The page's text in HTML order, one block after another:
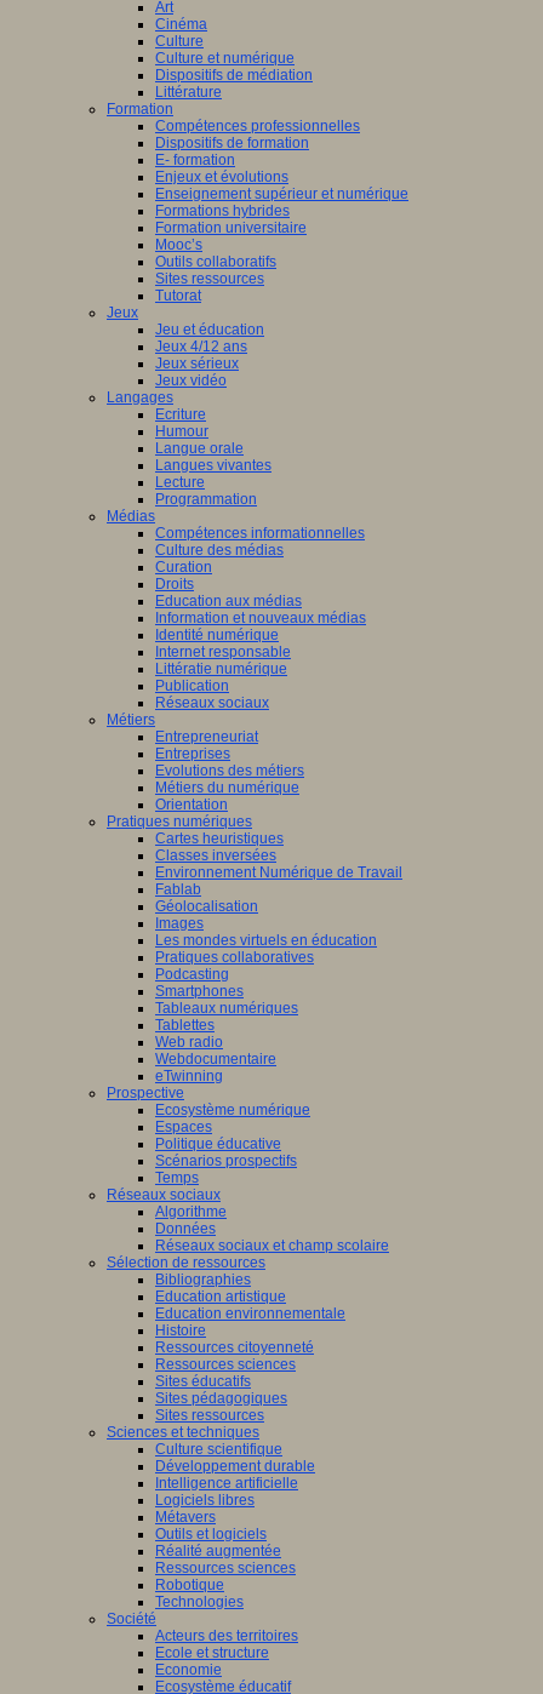
Art
Cinéma
Culture
Culture et numérique
Dispositifs de médiation
Littérature
Formation
Compétences professionnelles
Dispositifs de formation
E- formation
Enjeux et évolutions
Enseignement supérieur et numérique
Formations hybrides
Formation universitaire
Mooc’s
Outils collaboratifs
Sites ressources
Tutorat
Jeux
Jeu et éducation
Jeux 4/12 ans
Jeux sérieux
Jeux vidéo
Langages
Ecriture
Humour
Langue orale
Langues vivantes
Lecture
Programmation
Médias
Compétences informationnelles
Culture des médias
Curation
Droits
Education aux médias
Information et nouveaux médias
Identité numérique
Internet responsable
Littératie numérique
Publication
Réseaux sociaux
Métiers
Entrepreneuriat
Entreprises
Evolutions des métiers
Métiers du numérique
Orientation
Pratiques numériques
Cartes heuristiques
Classes inversées
Environnement Numérique de Travail
Fablab
Géolocalisation
Images
Les mondes virtuels en éducation
Pratiques collaboratives
Podcasting
Smartphones
Tableaux numériques
Tablettes
Web radio
Webdocumentaire
eTwinning
Prospective
Ecosystème numérique
Espaces
Politique éducative
Scénarios prospectifs
Temps
Réseaux sociaux
Algorithme
Données
Réseaux sociaux et champ scolaire
Sélection de ressources
Bibliographies
Education artistique
Education environnementale
Histoire
Ressources citoyenneté
Ressources sciences
Sites éducatifs
Sites pédagogiques
Sites ressources
Sciences et techniques
Culture scientifique
Développement durable
Intelligence artificielle
Logiciels libres
Métavers
Outils et logiciels
Réalité augmentée
Ressources sciences
Robotique
Technologies
Société
Acteurs des territoires
Ecole et structure
Economie
Ecosystème éducatif